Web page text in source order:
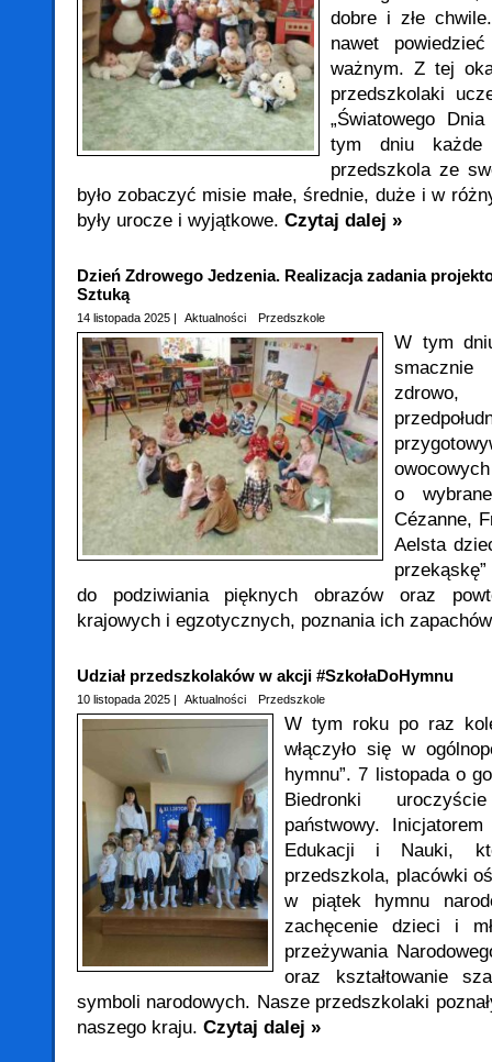
dobre i złe
nawet
ważnym. Z tej
przedszkolaki
„Światowego
tym dniu każde
przedszkola ze
było zobaczyć misie małe, średnie, duże i w
były urocze i wyjątkowe. Czytaj dalej »
Dzień Zdrowego Jedzenia. Realizacja zadania
Sztuką
14 listopada 2025 | Aktualności Przedszkole
W tym
o
Cézanne,
Aelsta
do podziwiania pięknych obrazów oraz
krajowych i egzotycznych, poznania ich
Udział przedszkolaków w akcji #SzkołaDoHymnu
10 listopada 2025 | Aktualności Przedszkole
W tym roku po raz
włączyło się w
hymnu”. 7 listopada o
Biedronki
państwowy.
Edukacji i Nauki,
przedszkola, placówki
w piątek hymnu
zachęcenie dzieci i
przeżywania
oraz kształtowanie
symboli narodowych. Nasze przedszkolaki
naszego kraju. Czytaj dalej »